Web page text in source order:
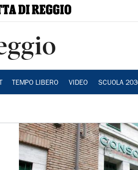
TEMPO LIBERO VIDEO SCUOLA